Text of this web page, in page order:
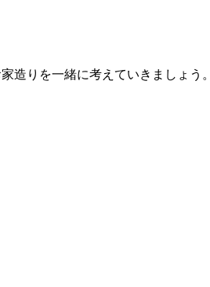
造りを一緒に考えていきましょう。